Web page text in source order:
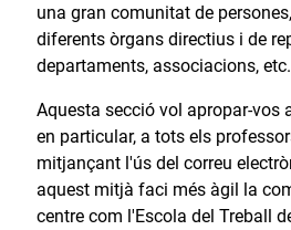
una gran comunitat de
diferents òrgans directius i de
departaments, associacions, etc.​
Aquesta secció vol apropar-vos
en particular, a tots els
mitjançant l'ús del correu
aquest mitjà faci més àgil la
centre com l'Escola del Treball